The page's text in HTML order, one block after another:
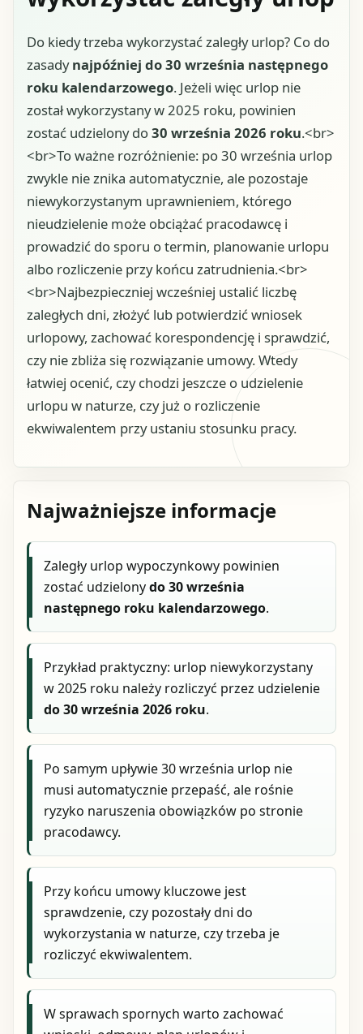
Do kiedy trzeba wykorzystać zaległy urlop? Co do
zasadynajpóźniej do 30 września następnego
roku kalendarzowego. Jeżeli więc urlop nie
został wykorzystany w 2025 roku, powinien
zostać udzielony do30 września 2026 roku.<br>
<br>To ważne rozróżnienie: po 30 września urlop
zwykle nie znika automatycznie, ale pozostaje
niewykorzystanym uprawnieniem, którego
nieudzielenie może obciążać pracodawcę i
prowadzić do sporu o termin, planowanie urlopu
albo rozliczenie przy końcu zatrudnienia.<br>
<br>Najbezpieczniej wcześniej ustalić liczbę
zaległych dni, złożyć lub potwierdzić wniosek
urlopowy, zachować korespondencję i sprawdzić,
czy nie zbliża się rozwiązanie umowy. Wtedy
łatwiej ocenić, czy chodzi jeszcze o udzielenie
urlopu w naturze, czy już o rozliczenie
ekwiwalentem przy ustaniu stosunku pracy.
Najważniejsze informacje
Zaległy urlop wypoczynkowy powinien
zostać udzielonydo 30 września
następnego roku kalendarzowego.
Przykład praktyczny: urlop niewykorzystany
w 2025 roku należy rozliczyć przez udzielenie
do 30 września 2026 roku.
Po samym upływie 30 września urlop nie
musi automatycznie przepaść, ale rośnie
ryzyko naruszenia obowiązków po stronie
pracodawcy.
Przy końcu umowy kluczowe jest
sprawdzenie, czy pozostały dni do
wykorzystania w naturze, czy trzeba je
rozliczyć ekwiwalentem.
W sprawach spornych warto zachować